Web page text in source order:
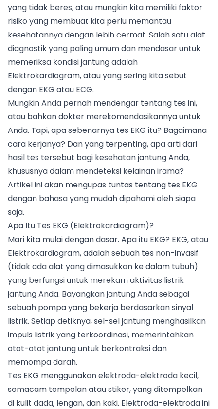
yang tidak beres, atau mungkin kita memiliki faktor
risiko yang membuat kita perlu memantau
kesehatannya dengan lebih cermat. Salah satu alat
diagnostik yang paling umum dan mendasar untuk
memeriksa kondisi jantung adalah
Elektrokardiogram, atau yang sering kita sebut
dengan EKG atau ECG.
Mungkin Anda pernah mendengar tentang tes ini,
atau bahkan dokter merekomendasikannya untuk
Anda. Tapi, apa sebenarnya tes EKG itu? Bagaimana
cara kerjanya? Dan yang terpenting, apa arti dari
hasil tes tersebut bagi kesehatan jantung Anda,
khususnya dalam mendeteksi kelainan irama?
Artikel ini akan mengupas tuntas tentang tes EKG
dengan bahasa yang mudah dipahami oleh siapa
saja.
Apa Itu Tes EKG (Elektrokardiogram)?
Mari kita mulai dengan dasar. Apa itu EKG? EKG, atau
Elektrokardiogram, adalah sebuah tes non-invasif
(tidak ada alat yang dimasukkan ke dalam tubuh)
yang berfungsi untuk merekam aktivitas listrik
jantung Anda. Bayangkan jantung Anda sebagai
sebuah pompa yang bekerja berdasarkan sinyal
listrik. Setiap detiknya, sel-sel jantung menghasilkan
impuls listrik yang terkoordinasi, memerintahkan
otot-otot jantung untuk berkontraksi dan
memompa darah.
Tes EKG menggunakan elektroda-elektroda kecil,
semacam tempelan atau stiker, yang ditempelkan
di kulit dada, lengan, dan kaki. Elektroda-elektroda ini